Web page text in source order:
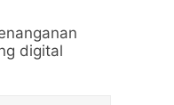
digital